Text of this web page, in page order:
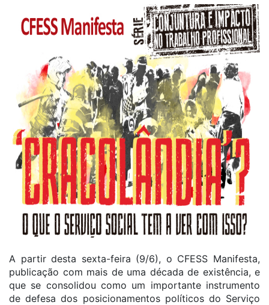
A partir desta sexta-feira (9/6), o CFESS Manifesta,
publicação com mais de uma década de existência, e
que se consolidou como um importante instrumento
de defesa dos posicionamentos políticos do Serviço